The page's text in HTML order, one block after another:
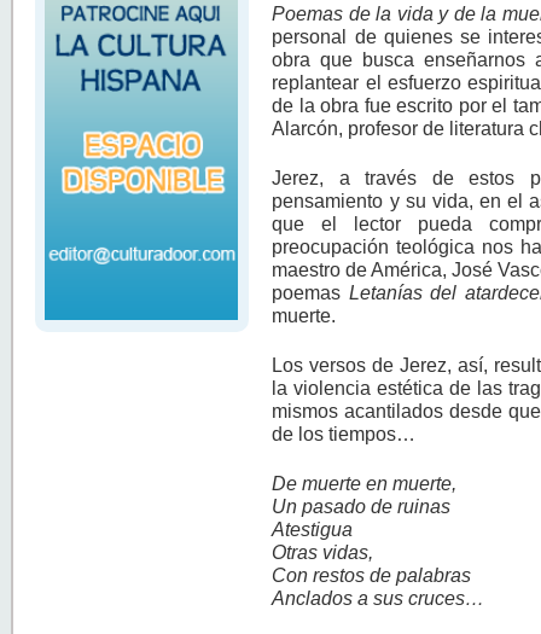
Poemas de la vida y de la
personal de quienes se
obra que busca
replantear el esfuerzo
de la obra fue escrito por el
Alarcón, profesor de literatura
Jerez, a través de estos
pensamiento y su vida, en el
que el lector pueda
preocupación teológica nos
maestro de América, José
poemas Letanías del
muerte.
Los versos de Jerez, así,
la violencia estética de las
mismos acantilados desde
de los tiempos…
De muerte en muerte,
Un pasado de ruinas
Atestigua
Otras vidas,
Con restos de palabras
Anclados a sus cruces…